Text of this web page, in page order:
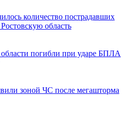
количество пострадавших
область
области погибли при ударе БПЛА
зоной ЧС после мегашторма